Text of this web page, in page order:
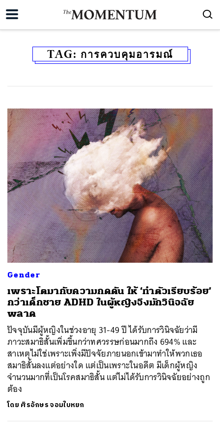
TAG: การควบคุมอารมณ์
Gender
เพราะโตมากับความกดดัน ให้ ‘ทำตัวเรียบร้อย’
กว่าเด็กชาย ADHD ในผู้หญิงจึงมักวินิจฉัย
พลาด
ปัจจุบันมีผู้หญิงในช่วงอายุ 31-49 ปี ได้รับการวินิจฉัยว่ามี
ภาวะสมาธิสั้นเพิ่มขึ้นกว่าทศวรรษก่อนมากถึง 694% และ
สาเหตุไม่ใช่เพราะเพิ่งมีปัจจัยภายนอกเข้ามาทำให้พวกเธอ
สมาธิสั้นลงแต่อย่างใด แต่เป็นเพราะในอดีต มีเด็กผู้หญิง
จำนวนมากที่เป็นโรคสมาธิสั้น แต่ไม่ได้รับการวินิจฉัยอย่างถูก
ต้อง
โดย ศิรอักษร จอมใบหยก
ค้นหา